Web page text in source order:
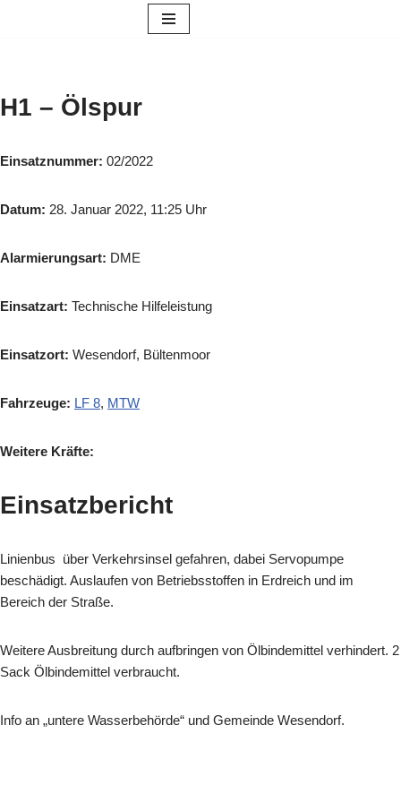
H1 – Ölspur
Einsatznummer: 02/2022
Datum: 28. Januar 2022, 11:25 Uhr
Alarmierungsart: DME
Einsatzart: Technische Hilfeleistung
Einsatzort: Wesendorf, Bültenmoor
Fahrzeuge: LF 8, MTW
Weitere Kräfte:
Einsatzbericht
Linienbus über Verkehrsinsel gefahren, dabei Servopumpe
beschädigt. Auslaufen von Betriebsstoffen in Erdreich und im
Bereich der Straße.
Weitere Ausbreitung durch aufbringen von Ölbindemittel verhindert. 2
Sack Ölbindemittel verbraucht.
Info an „untere Wasserbehörde“ und Gemeinde Wesendorf.